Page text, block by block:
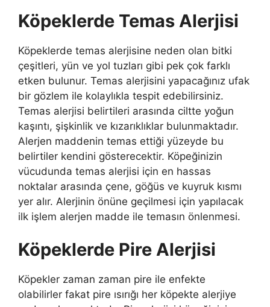
Köpeklerde Temas Alerjisi
Köpeklerde temas alerjisine neden olan bitki
çeşitleri, yün ve yol tuzları gibi pek çok farklı
etken bulunur. Temas alerjisini yapacağınız ufak
bir gözlem ile kolaylıkla tespit edebilirsiniz.
Temas alerjisi belirtileri arasında ciltte yoğun
kaşıntı, şişkinlik ve kızarıklıklar bulunmaktadır.
Alerjen maddenin temas ettiği yüzeyde bu
belirtiler kendini gösterecektir. Köpeğinizin
vücudunda temas alerjisi için en hassas
noktalar arasında çene, göğüs ve kuyruk kısmı
yer alır. Alerjinin önüne geçilmesi için yapılacak
ilk işlem alerjen madde ile temasın önlenmesi.
Köpeklerde Pire Alerjisi
Köpekler zaman zaman pire ile enfekte
olabilirler fakat pire ısırığı her köpekte alerjiye